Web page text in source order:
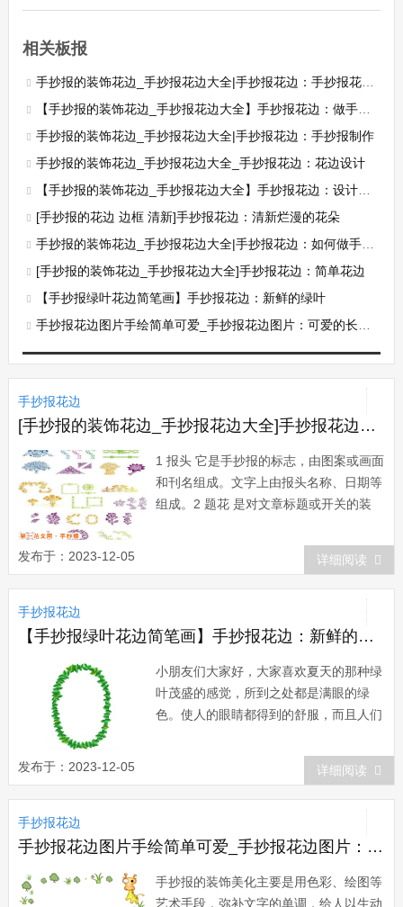
相关板报
手抄报的装饰花边_手抄报花边大全|手抄报花边：手抄报花边图片
【手抄报的装饰花边_手抄报花边大全】手抄报花边：做手抄报的花边
手抄报的装饰花边_手抄报花边大全|手抄报花边：手抄报制作
手抄报的装饰花边_手抄报花边大全_手抄报花边：花边设计
【手抄报的装饰花边_手抄报花边大全】手抄报花边：设计手抄报花边
[手抄报的花边 边框 清新]手抄报花边：清新烂漫的花朵
手抄报的装饰花边_手抄报花边大全|手抄报花边：如何做手抄报花边
[手抄报的装饰花边_手抄报花边大全]手抄报花边：简单花边
【手抄报绿叶花边简笔画】手抄报花边：新鲜的绿叶
手抄报花边图片手绘简单可爱_手抄报花边图片：可爱的长颈鹿
手抄报花边
[手抄报的装饰花边_手抄报花边大全]手抄报花边：简单花边
1 报头 它是手抄报的标志，由图案或画面
和刊名组成。文字上由报头名称、日期等
组成。2 题花 是对文章标题或开关的装
图案。3 插图 可以根据文章的内容，画一
个能说明一个情节的画面，这种形式与文
章内容紧密联系;还可以采用与文章内容
毫无联系的图案，如花鸟、山水等，这...
发布于：2023-12-05 详细阅读
手抄报花边
【手抄报绿叶花边简笔画】手抄报花边：新鲜的绿叶
小朋友们大家好，大家喜欢夏天的那种绿
叶茂盛的感觉，所到之处都是满眼的绿
色。使人的眼睛都得到的舒服，而且人们
大家推荐的手抄报花边就是绿色的叶子组
成的，适合用在很多手抄报花边。下面我
们就一起来欣赏下手抄报花边。绿色
(green)是自然界中常见的颜色，是一种
比刚长的...
发布于：2023-12-05 详细阅读
手抄报花边
手抄报花边图片手绘简单可爱_手抄报花边图片：可爱的长颈鹿
手抄报的装饰美化主要是用色彩、绘图等
艺术手段，弥补文字的单调，给人以生动